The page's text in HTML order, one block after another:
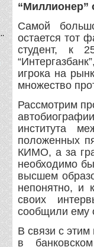
“Миллионер”
Самой
остается тот
студент, к
игрока на
множество
Рассмотрим
института
положенных
КИМО, а за
необходимо
высшем
непонятно, и
своих
сообщили ему
В связи с
в